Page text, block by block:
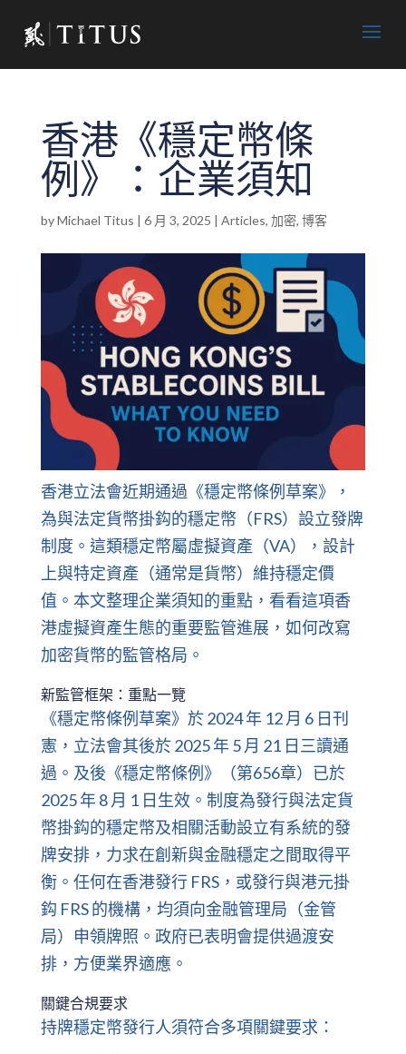
香港《穩定幣條
例》：企業須知
byMichael Titus | 6 月 3, 2025 | Articles, 加密, 博客
香港立法會近期通過《穩定幣條例草案》，
為與法定貨幣掛鈎的穩定幣（FRS）設立發牌
制度。這類穩定幣屬虛擬資產（VA），設計
上與特定資產（通常是貨幣）維持穩定價
值。本文整理企業須知的重點，看看這項香
港虛擬資產生態的重要監管進展，如何改寫
加密貨幣的監管格局。
新監管框架：重點一覽
《穩定幣條例草案》於 2024 年 12 月 6 日刊
憲，立法會其後於 2025 年 5 月 21 日三讀通
過。及後《穩定幣條例》（第656章）已於
2025 年 8 月 1 日生效。制度為發行與法定貨
幣掛鈎的穩定幣及相關活動設立有系統的發
牌安排，力求在創新與金融穩定之間取得平
衡。任何在香港發行 FRS，或發行與港元掛
鈎 FRS 的機構，均須向金融管理局（金管
局）申領牌照。政府已表明會提供過渡安
排，方便業界適應。
關鍵合規要求
持牌穩定幣發行人須符合多項關鍵要求：